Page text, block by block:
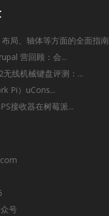
局、轴体等方面的全面指南
营回顾：会...
线机械键盘评测：...
Pi）uCons...
接收器在树莓派...
号